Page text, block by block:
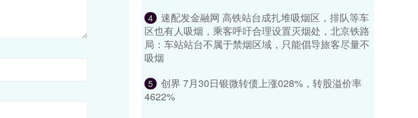
4
速配发金融网 高铁站台成扎堆吸烟区，排队等车
区也有人吸烟，乘客呼吁合理设置灭烟处，北京铁路
局：车站站台不属于禁烟区域，只能倡导旅客尽量不
吸烟
5
创界 7月30日银微转债上涨028%，转股溢价率
4622%